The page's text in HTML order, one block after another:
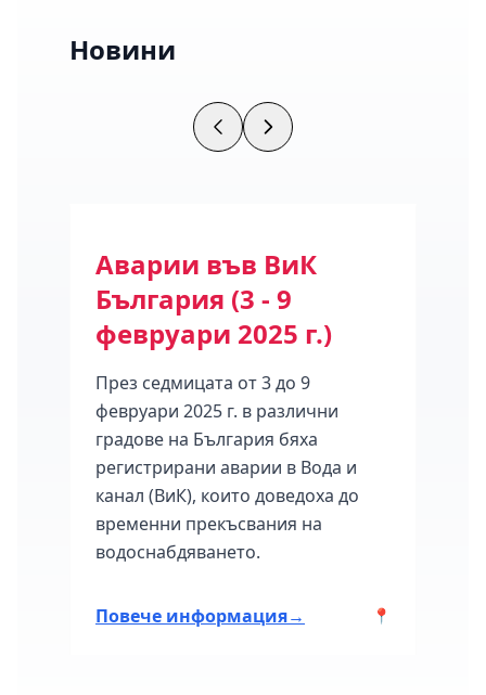
Новини
Аварии във ВиК
България (3 - 9
февруари 2025 г.)
През седмицата от 3 до 9
февруари 2025 г. в различни
градове на България бяха
регистрирани аварии в Вода и
канал (ВиК), които доведоха до
временни прекъсвания на
водоснабдяването.
Повече информация→ 📍